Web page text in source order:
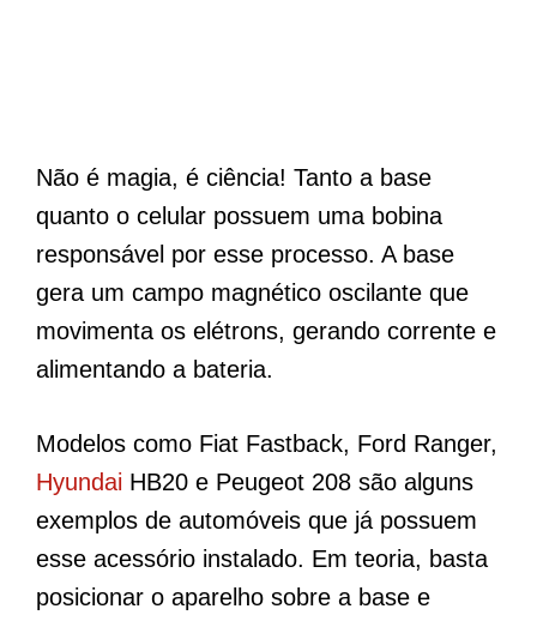
Não é magia, é ciência! Tanto a base
quanto o celular possuem uma bobina
responsável por esse processo. A base
gera um campo magnético oscilante que
movimenta os elétrons, gerando corrente e
alimentando a bateria.
Modelos como Fiat Fastback, Ford Ranger,
Hyundai HB20 e Peugeot 208 são alguns
exemplos de automóveis que já possuem
esse acessório instalado. Em teoria, basta
posicionar o aparelho sobre a base e